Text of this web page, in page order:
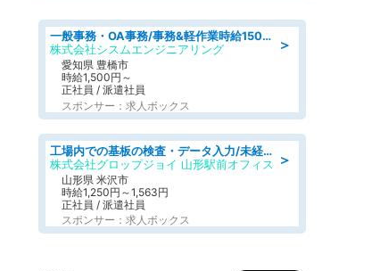
＞
一般事務・OA事務/事務&軽作業時給1500円土日祝休み各種社保完備
株式会社シスムエンジニアリング
愛知県 豊橋市
時給1,500円～
正社員 / 派遣社員
スポンサー：求人ボックス
＞
工場内での基板の検査・データ入力/未経験歓迎/交通費支給/食堂あり
株式会社グロップジョイ 山形駅前オフィス
山形県 米沢市
時給1,250円～1,563円
正社員 / 派遣社員
スポンサー：求人ボックス